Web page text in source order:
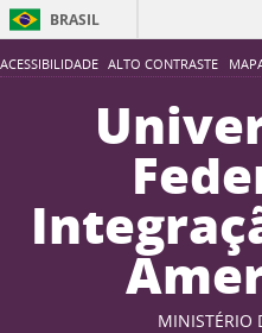
ACESSIBILIDADE ALTO CONTRASTE
BRASIL
MINISTÉRIO